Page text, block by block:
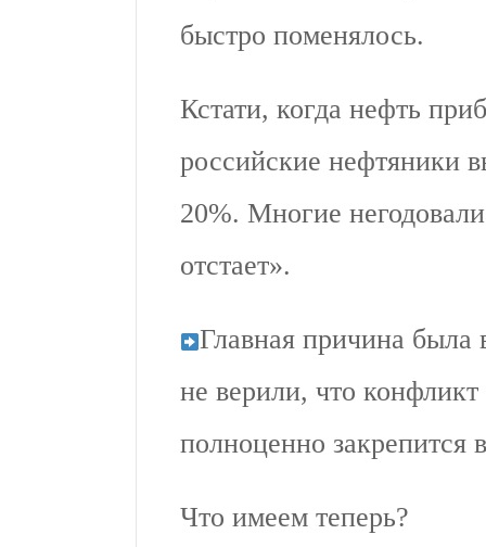
быстро поменялось.
Кстати, когда нефть
российские нефтяники
20%. Многие
отстает».
Главная причина
не верили, что
полноценно закрепится
Что имеем теперь?